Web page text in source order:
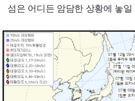
섬은 어디든 암담한 상황에 놓